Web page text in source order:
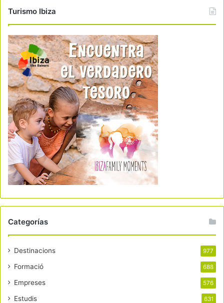
Turismo Ibiza
Categorías
Destinacions 977
Formació 688
Empreses 576
Estudis 631